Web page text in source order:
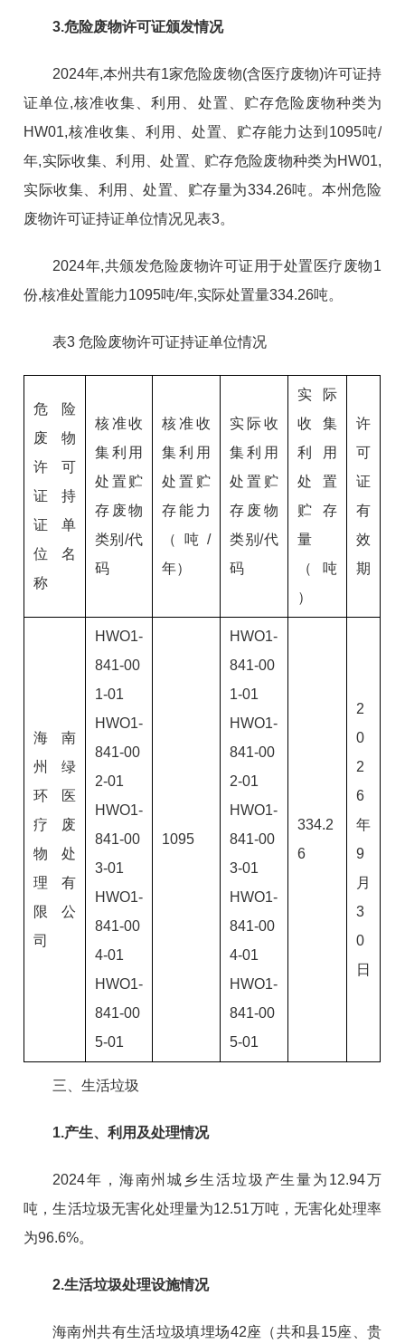
3.危险废物许可证颁发情况
2024年,本州共有1家危险废物(含医疗废物)许可证持
证单位,核准收集、利用、处置、贮存危险废物种类为
HW01,核准收集、利用、处置、贮存能力达到1095吨/
年,实际收集、利用、处置、贮存危险废物种类为HW01,
实际收集、利用、处置、贮存量为334.26吨。本州危险
废物许可证持证单位情况见表3。
2024年,共颁发危险废物许可证用于处置医疗废物1
份,核准处置能力1095吨/年,实际处置量334.26吨。
表3 危险废物许可证持证单位情况
危险
废物
许可
证持
证单
位名
称
核准收
集利用
处置贮
存废物
类别/代
码
核准收
集利用
处置贮
存能力
（吨/
年）
实际收
集利用
处置贮
存废物
类别/代
码
实际
收集
利用
处置
贮存
量
（吨
）
许
可
证
有
效
期
海南
州绿
环医
疗废
物处
理有
限公
司
HWO1-
841-00
1-01
HWO1-
841-00
2-01
HWO1-
841-00
3-01
HWO1-
841-00
4-01
HWO1-
841-00
5-01
1095
HWO1-
841-00
1-01
HWO1-
841-00
2-01
HWO1-
841-00
3-01
HWO1-
841-00
4-01
HWO1-
841-00
5-01
334.2
6
2
0
2
6
年
9
月
3
0
日
三、生活垃圾
1.产生、利用及处理情况
2024年，海南州城乡生活垃圾产生量为12.94万
吨，生活垃圾无害化处理量为12.51万吨，无害化处理率
为96.6%。
2.生活垃圾处理设施情况
海南州共有生活垃圾填埋场42座（共和县15座、贵